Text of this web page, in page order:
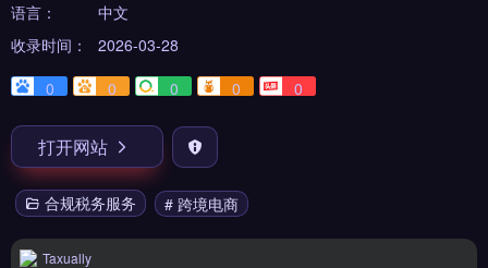
语言：
中文
收录时间：
2026-03-28
0
0 0 0 0
打开网站
合规税务服务 # 跨境电商
Taxually